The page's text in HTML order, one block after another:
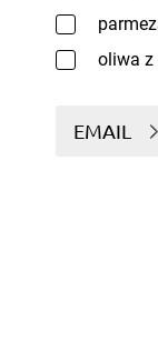
oliwa z
EMAIL